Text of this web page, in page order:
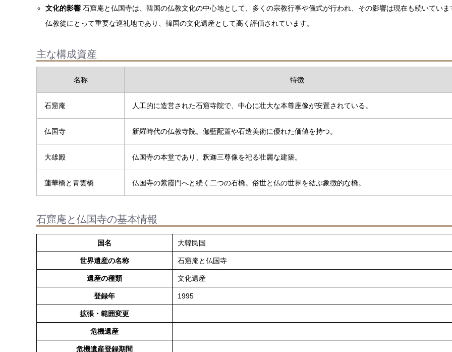
文化的影響 石窟庵と仏国寺は、韓国の仏教文化の中心地として、多くの宗教行事や儀式が行われ、その影響は現在も続いていま
仏教徒にとって重要な巡礼地であり、韓国の文化遺産として高く評価されています。
主な構成資産
名称 特徴
石窟庵 人工的に造営された石窟寺院で、中心に壮大な本尊座像が安置されている。
仏国寺 新羅時代の仏教寺院。伽藍配置や石造美術に優れた価値を持つ。
大雄殿 仏国寺の本堂であり、釈迦三尊像を祀る壮麗な建築。
蓮華橋と青雲橋 仏国寺の紫霞門へと続く二つの石橋。俗世と仏の世界を結ぶ象徴的な橋。
石窟庵と仏国寺の基本情報
国名 大韓民国
世界遺産の名称 石窟庵と仏国寺
遺産の種類 文化遺産
登録年 1995
拡張・範囲変更
危機遺産
危機遺産登録期間